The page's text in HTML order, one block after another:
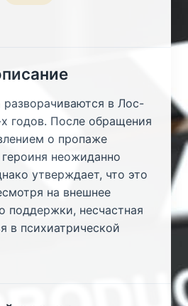
в Лос-
годов. После обращения
о пропаже
героиня неожиданно
утверждает, что это
на внешнее
поддержки, несчастная
в психиатрической